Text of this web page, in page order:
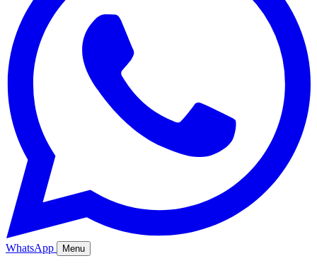
WhatsApp Menu